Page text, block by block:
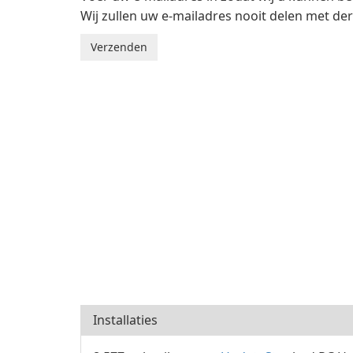
Wij zullen uw e-mailadres nooit delen met
Installaties